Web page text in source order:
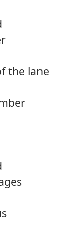
the lane